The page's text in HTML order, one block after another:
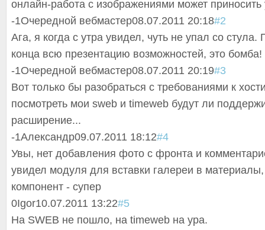
онлайн-работа с изображениями может приносить
-1Очередной вебмастер08.07.2011 20:18#2
Ага, я когда с утра увидел, чуть не упал со стула.
конца всю презентацию возможностей, это бомба!
-1Очередной вебмастер08.07.2011 20:19#3
Вот только бы разобраться с требованиями к
посмотреть мои sweb и timeweb будут ли
расширение...
-1Александр09.07.2011 18:12#4
Увы, нет добавления фото с фронта и
увидел модуля для вставки галереи в
компонент - супер
0Igor10.07.2011 13:22#5
На SWEB не пошло, на timeweb на ура.